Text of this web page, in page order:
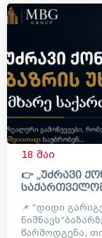
18 მაი
👉 „უძრავი
📌 “დიდი
წარმოდგენა,